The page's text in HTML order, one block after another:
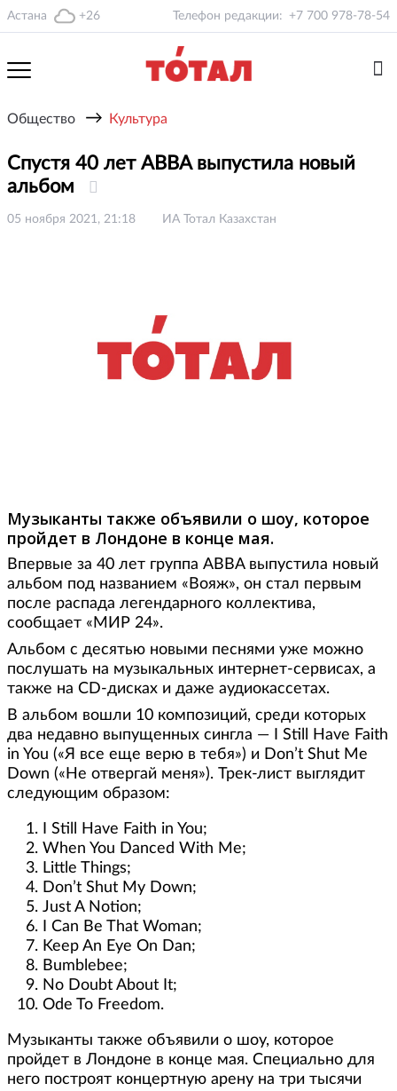
Астана +26 Телефон редакции: +7 700 978-78-54
Общество → Культура
Спустя 40 лет ABBA выпустила новый
альбом
05 ноября 2021, 21:18 ИА Тотал Казахстан
Музыканты также объявили о шоу, которое
пройдет в Лондоне в конце мая.
Впервые за 40 лет группа ABBA выпустила новый
альбом под названием «Вояж», он стал первым
после распада легендарного коллектива,
сообщает «МИР 24».
Альбом с десятью новыми песнями уже можно
послушать на музыкальных интернет-сервисах, а
также на CD-дисках и даже аудиокассетах.
В альбом вошли 10 композиций, среди которых
два недавно выпущенных сингла — I Still Have Faith
in You («Я все еще верю в тебя») и Don’t Shut Me
Down («Не отвергай меня»). Трек-лист выглядит
следующим образом:
I Still Have Faith in You;
When You Danced With Me;
Little Things;
Don’t Shut My Down;
Just A Notion;
I Can Be That Woman;
Keep An Eye On Dan;
Bumblebee;
No Doubt About It;
Ode To Freedom.
Музыканты также объявили о шоу, которое
пройдет в Лондоне в конце мая. Специально для
него построят концертную арену на три тысячи